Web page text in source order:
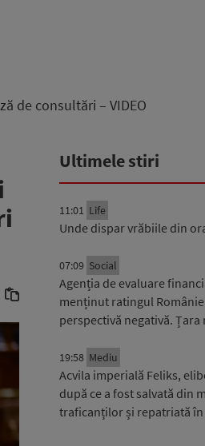
de consultări – VIDEO
Ultimele stiri
11:01 Life
Unde dispar vrăbiile din
07:09 Social
Agenția de evaluare
menținut ratingul României
perspectivă negativă.
19:58 Mediu
Acvila imperială Feliks,
după ce a fost salvată din
traficanților și repatriată în